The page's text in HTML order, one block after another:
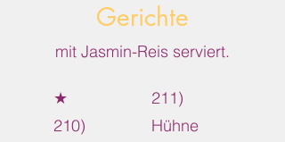
Gerichte
mit Jasmin-Reis serviert.
★
210)
211)
Hühne